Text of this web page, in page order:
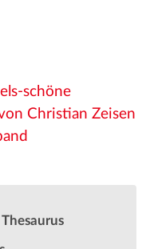
schöne
Christian Zeisen
Thesaurus